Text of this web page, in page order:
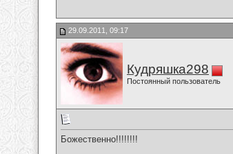
29.09.2011, 09:17
Кудряшка298
Постоянный пользователь
Божественно!!!!!!!!